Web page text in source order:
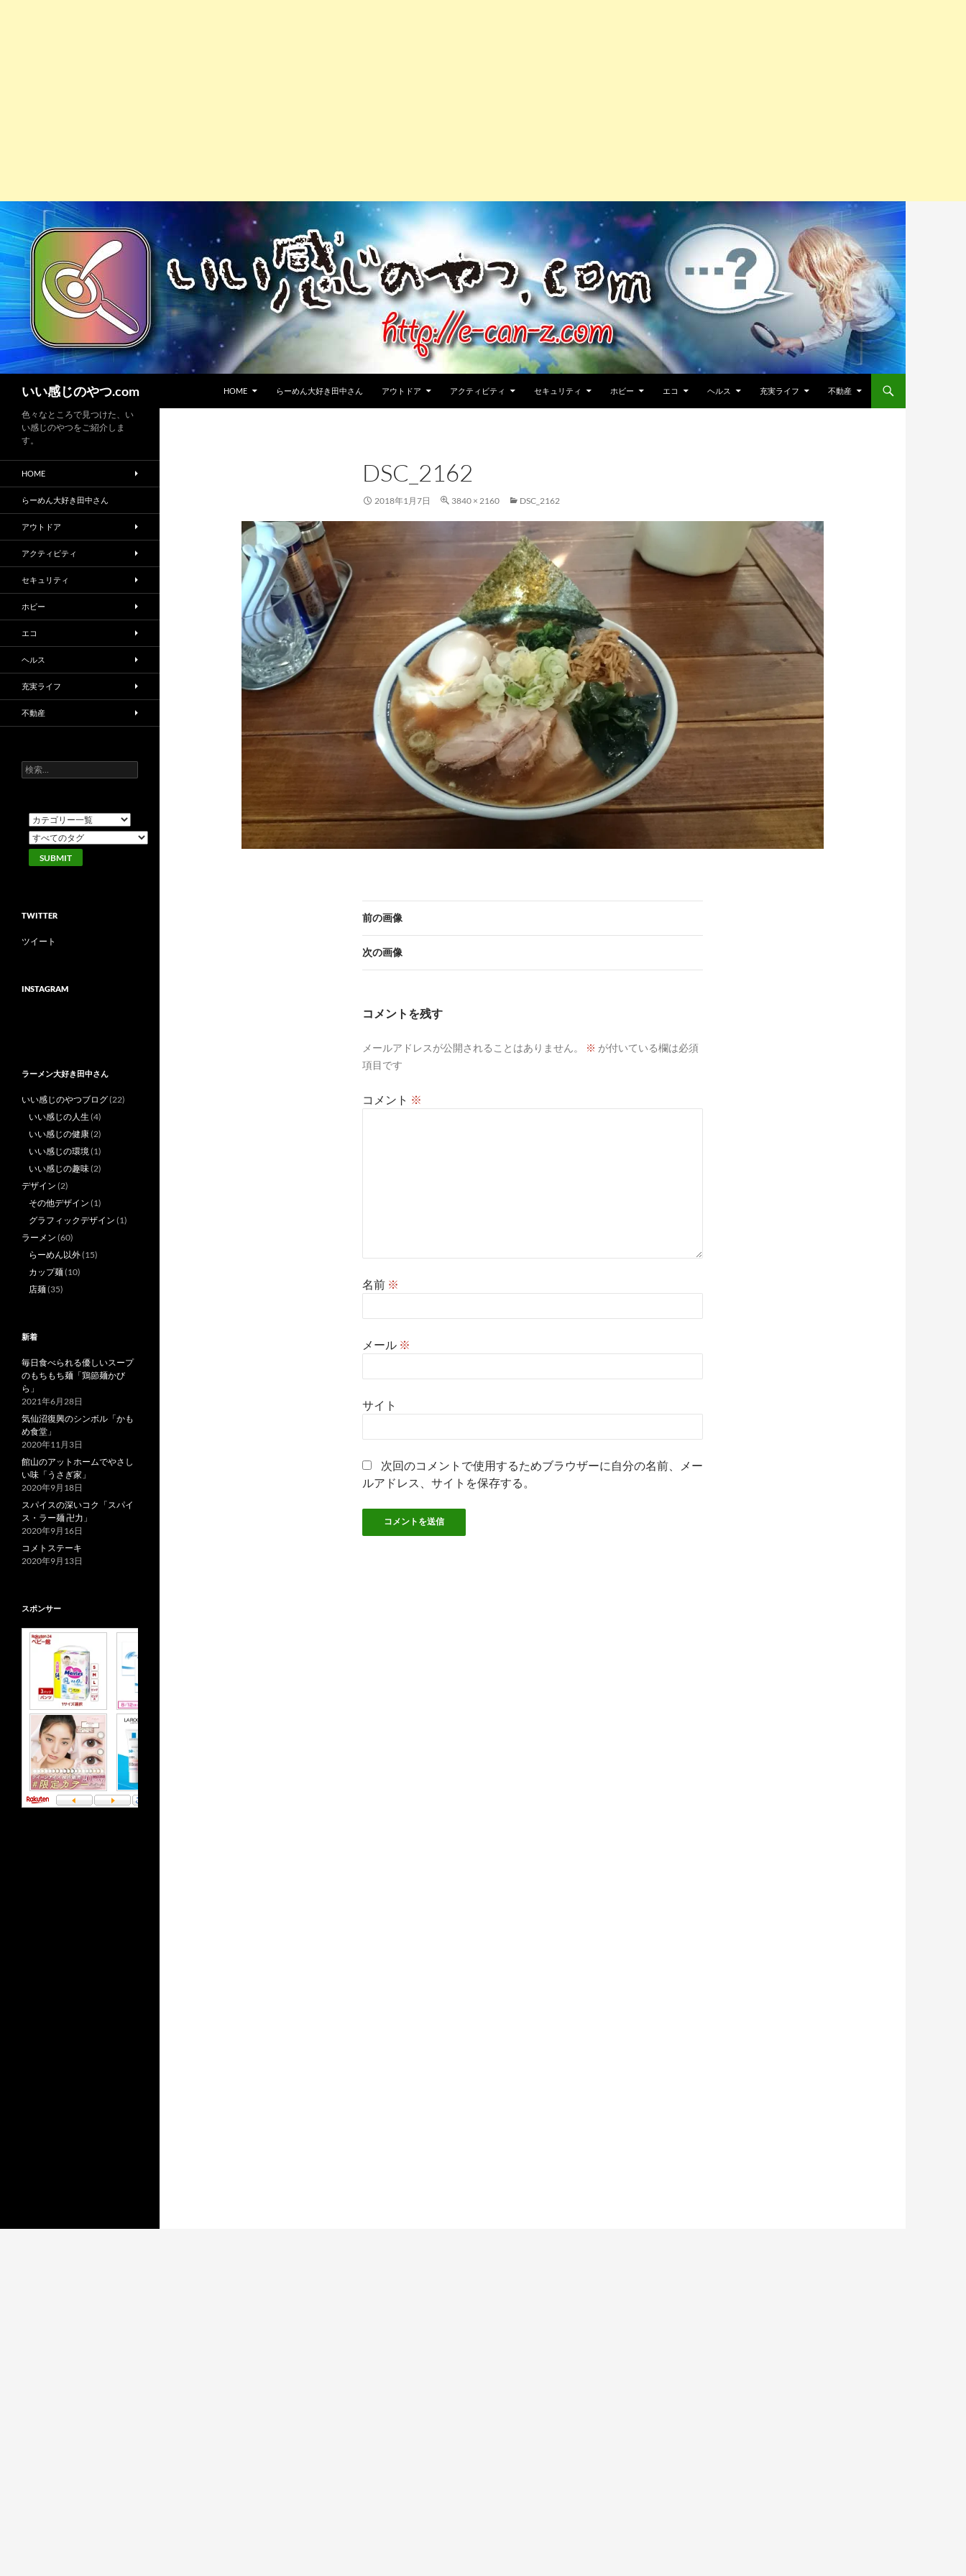
いい感じのやつ.com
HOME
らーめん大好き田中さん アウトドア アクティビティ セキュリティ ホビー エコ ヘルス 充実ライフ 不動産
DSC_2162
2018年1月7日 3840 × 2160 DSC_2162
前の画像
次の画像
コメントを残す
メールアドレスが公開されることはありません。 ※ が付いている欄は必須
項目です
コメント ※
名前 ※
メール ※
サイト
次回のコメントで使用するためブラウザーに自分の名前、メー
ルアドレス、サイトを保存する。
色々なところで見つけた、い
い感じのやつをご紹介しま
す。
HOME
らーめん大好き田中さん
アウトドア
アクティビティ
セキュリティ
ホビー
エコ
ヘルス
充実ライフ
不動産
検
索:
TWITTER
ツイート
INSTAGRAM
ラーメン大好き田中さん
いい感じのやつブログ(22)
いい感じの人生 (4)
いい感じの健康(2)
いい感じの環境(1)
いい感じの趣味(2)
デザイン (2)
その他デザイン (1)
グラフィックデザイン (1)
ラーメン (60)
らーめん以外(15)
カップ麺(10)
店麺(35)
新着
毎日食べられる優しいスープ
のもちもち麺「鶏節麺かび
ら」
2021年6月28日
気仙沼復興のシンボル「かも
め食堂」
2020年11月3日
館山のアットホームでやさし
い味「うさぎ家」
2020年9月18日
スパイスの深いコク「スパイ
ス・ラー麺 卍力」
2020年9月16日
コメトステーキ
2020年9月13日
スポンサー